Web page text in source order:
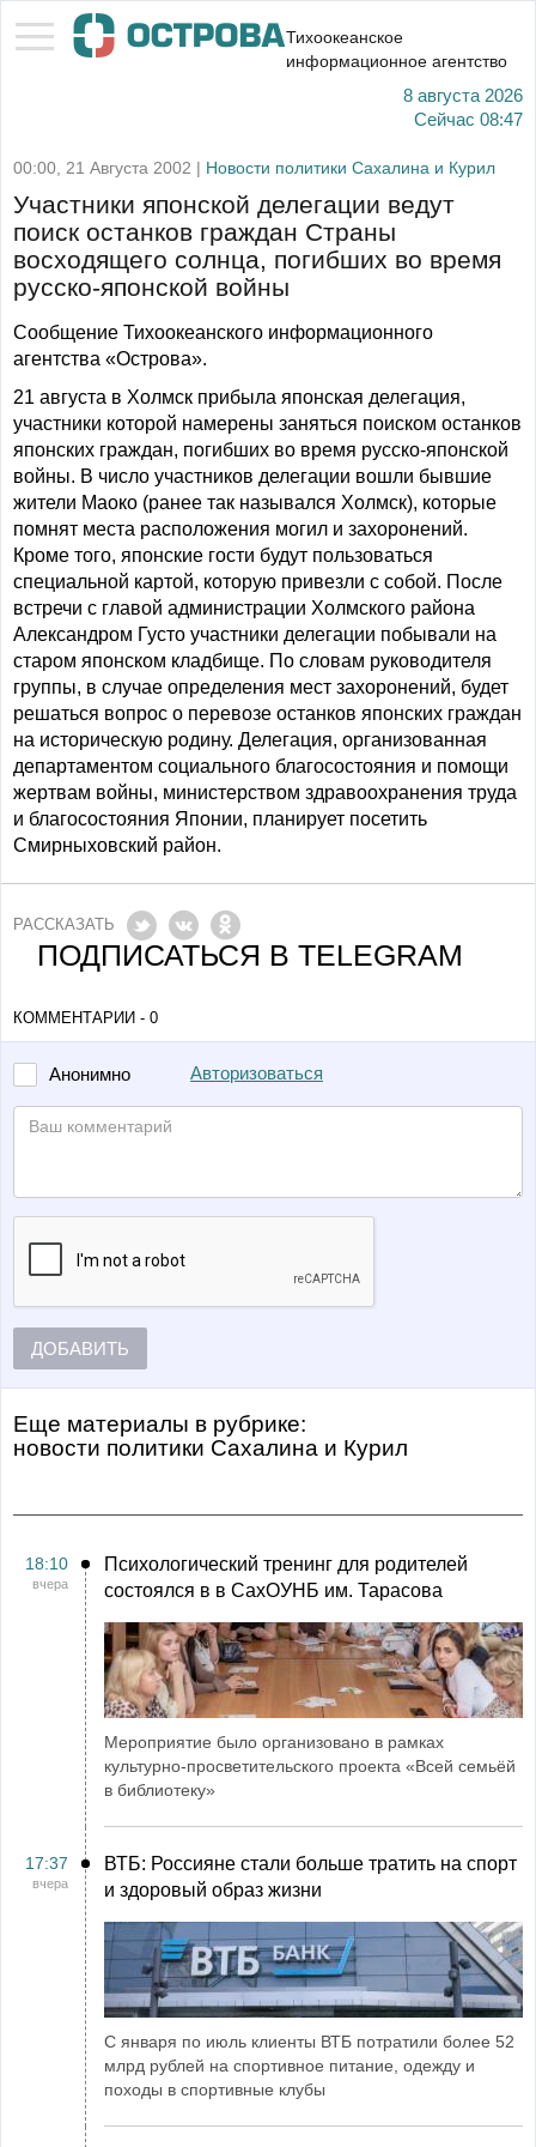
Тихоокеанское
информационное агентство
8 августа 2026
Сейчас 08:47
00:00, 21 Августа 2002 | Новости политики Сахалина и Курил
Участники японской делегации ведут
поиск останков граждан Страны
восходящего солнца, погибших во время
русско-японской войны
Сообщение Тихоокеанского информационного
агентства «Острова».
21 августа в Холмск прибыла японская делегация,
участники которой намерены заняться поиском останков
японских граждан, погибших во время русско-японской
войны. В число участников делегации вошли бывшие
жители Маоко (ранее так назывался Холмск), которые
помнят места расположения могил и захоронений.
Кроме того, японские гости будут пользоваться
специальной картой, которую привезли с собой. После
встречи с главой администрации Холмского района
Александром Густо участники делегации побывали на
старом японском кладбище. По словам руководителя
группы, в случае определения мест захоронений, будет
решаться вопрос о перевозе останков японских граждан
на историческую родину. Делегация, организованная
департаментом социального благосостояния и помощи
жертвам войны, министерством здравоохранения труда
и благосостояния Японии, планирует посетить
Смирныховский район.
РАССКАЗАТЬ
ПОДПИСАТЬСЯ В TELEGRAM
КОММЕНТАРИИ - 0
Анонимно Авторизоваться
ДОБАВИТЬ
Еще материалы в рубрике:
Новости политики Сахалина и Курил
18:10
вчера
Психологический тренинг для родителей
состоялся в в СахОУНБ им. Тарасова
Мероприятие было организовано в рамках
культурно-просветительского проекта «Всей семьёй
в библиотеку»
17:37
вчера
ВТБ: Россияне стали больше тратить на спорт
и здоровый образ жизни
С января по июль клиенты ВТБ потратили более 52
млрд рублей на спортивное питание, одежду и
походы в спортивные клубы